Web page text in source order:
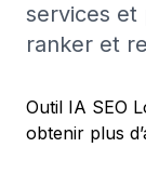
services
ranker et
Outil IA SEO
obtenir plus